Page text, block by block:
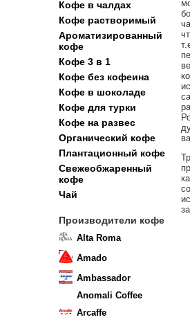
Кофе в чалдах
Кофе растворимый
Ароматизированный
кофе
Кофе 3 в 1
Кофе без кофеина
Кофе в шоколаде
Кофе для турки
Кофе на развес
Органический кофе
Плантационный кофе
Свежеобжаренный
кофе
Чай
Производители кофе
Alta Roma
Amado
Ambassador
Anomali Coffee
Arcaffe